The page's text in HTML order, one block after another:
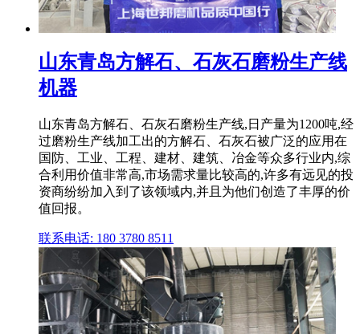
山东青岛方解石、石灰石磨粉生产线
机器
山东青岛方解石、石灰石磨粉生产线,日产量为1200吨,经
过磨粉生产线加工出的方解石、石灰石被广泛的应用在
国防、工业、工程、建材、建筑、冶金等众多行业内,综
合利用价值非常高,市场需求量比较高的,许多有远见的投
资商纷纷加入到了该领域内,并且为他们创造了丰厚的价
值回报。
联系电话: 180 3780 8511